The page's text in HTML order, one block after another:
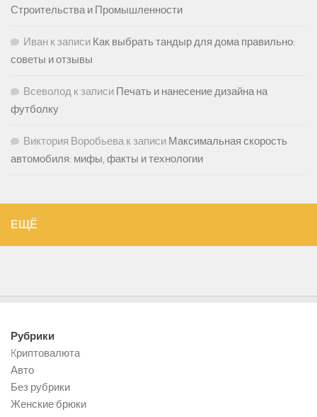
Строительства и Промышленности
Иван к записи Как выбрать тандыр для дома правильно:
советы и отзывы
Всеволод к записи Печать и нанесение дизайна на
футболку
Виктория Воробьевак записи Максимальная скорость
автомобиля: мифы, факты и технологии
ЕЩЁ
Рубрики
Kриптовалюта
Авто
Без рубрики
Женские брюки